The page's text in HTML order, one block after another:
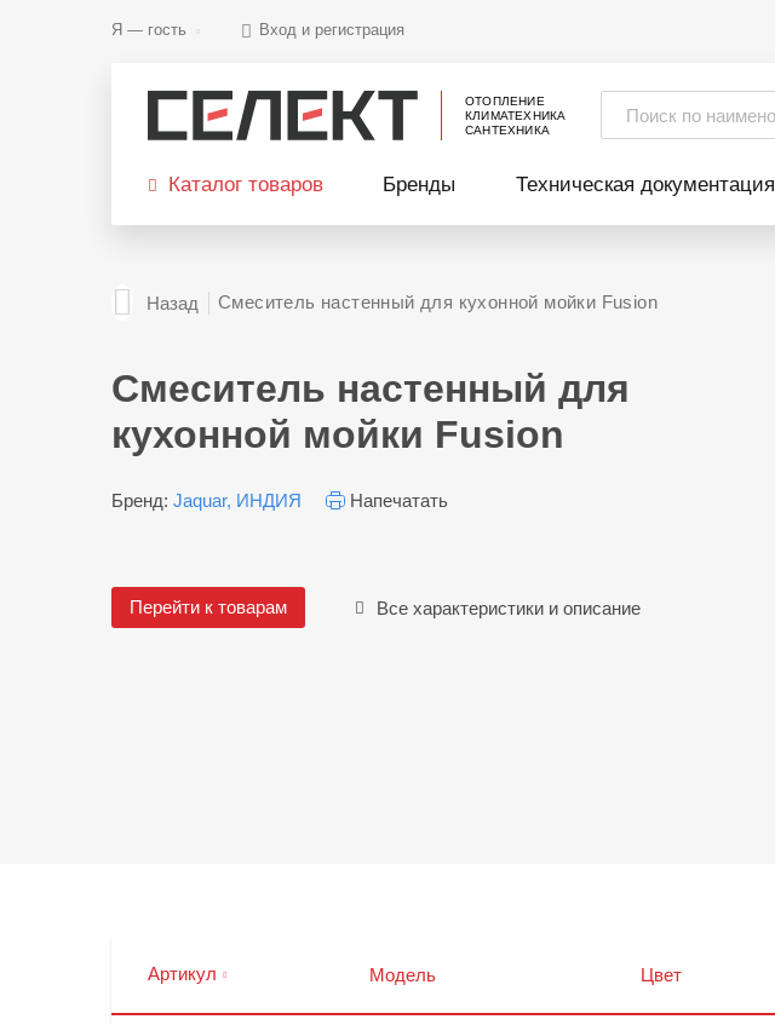
Я — гость Вход и регистрация
ОТОПЛЕНИЕ
КЛИМАТЕХНИКА
САНТЕХНИКА
Каталог товаров Бренды Техническая документация
Назад Смеситель настенный для кухонной мойки Fusion
Смеситель настенный для
кухонной мойки Fusion
Бренд: Jaquar, ИНДИЯ Напечатать
Перейти к товарам Все характеристики и описание
Артикул Модель Цвет